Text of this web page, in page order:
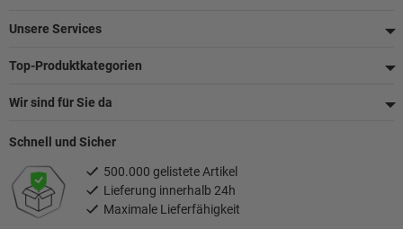
Unsere Services
Top-Produktkategorien
Wir sind für Sie da
Schnell und Sicher
500.000 gelistete Artikel
Lieferung innerhalb 24h
Maximale Lieferfähigkeit